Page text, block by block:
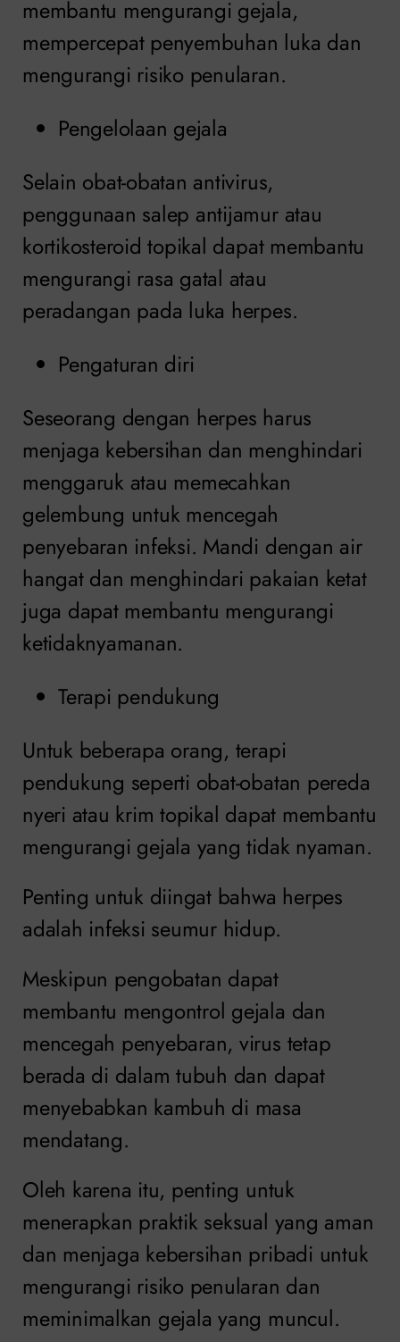
membantu mengurangi gejala,
mempercepat penyembuhan luka dan
mengurangi risiko penularan.
Pengelolaan gejala
Selain obat-obatan antivirus,
penggunaan salep antijamur atau
kortikosteroid topikal dapat membantu
mengurangi rasa gatal atau
peradangan pada luka herpes.
Pengaturan diri
Seseorang dengan herpes harus
menjaga kebersihan dan menghindari
menggaruk atau memecahkan
gelembung untuk mencegah
penyebaran infeksi. Mandi dengan air
hangat dan menghindari pakaian ketat
juga dapat membantu mengurangi
ketidaknyamanan.
Terapi pendukung
Untuk beberapa orang, terapi
pendukung seperti obat-obatan pereda
nyeri atau krim topikal dapat membantu
mengurangi gejala yang tidak nyaman.
Penting untuk diingat bahwa herpes
adalah infeksi seumur hidup.
Meskipun pengobatan dapat
membantu mengontrol gejala dan
mencegah penyebaran, virus tetap
berada di dalam tubuh dan dapat
menyebabkan kambuh di masa
mendatang.
Oleh karena itu, penting untuk
menerapkan praktik seksual yang aman
dan menjaga kebersihan pribadi untuk
mengurangi risiko penularan dan
meminimalkan gejala yang muncul.